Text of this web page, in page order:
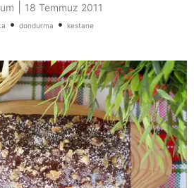
18 Temmuz 2011
• dondurma • kestane